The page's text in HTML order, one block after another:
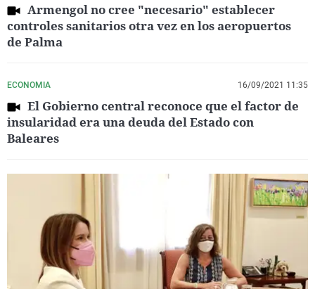
Armengol no cree "necesario" establecer
controles sanitarios otra vez en los aeropuertos
de Palma
ECONOMIA 16/09/2021 11:35
El Gobierno central reconoce que el factor de
insularidad era una deuda del Estado con
Baleares